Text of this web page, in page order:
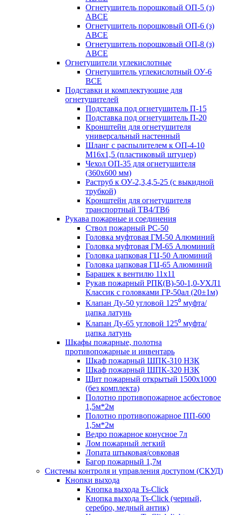
Огнетушитель порошковый ОП-5 (з)
АВСЕ
Огнетушитель порошковый ОП-6 (з)
АВСЕ
Огнетушитель порошковый ОП-8 (з)
АВСЕ
Огнетушители углекислотные
Огнетушитель углекислотный ОУ-6
ВСЕ
Подставки и комплектующие для
огнетушителей
Подставка под огнетушитель П-15
Подставка под огнетушитель П-20
Кронштейн для огнетушителя
универсальный настенный
Шланг с распылителем к ОП-4-10
М16х1,5 (пластиковый штуцер)
Чехол ОП-35 для огнетушителя
(360х600 мм)
Раструб к ОУ-2,3,4,5-25 (с выкидной
трубкой)
Кронштейн для огнетушителя
транспортный ТВ4/ТВ6
Рукава пожарные и соединения
Ствол пожарный РС-50
Головка муфтовая ГМ-50 Алюминий
Головка муфтовая ГМ-65 Алюминий
Головка цапковая ГЦ-50 Алюминий
Головка цапковая ГЦ-65 Алюминий
Барашек к вентилю 11х11
Рукав пожарный РПК(В)-50-1,0-УХЛ1
Классик с головками ГР-50ал (20±1м)
Клапан Ду-50 угловой 125⁰ муфта/
цапка латунь
Клапан Ду-65 угловой 125⁰ муфта/
цапка латунь
Шкафы пожарные, полотна
противопожарные и инвентарь
Шкаф пожарный ШПК-310 НЗК
Шкаф пожарный ШПК-320 НЗК
Щит пожарный открытый 1500х1000
(без комплекта)
Полотно противопожарное асбестовое
1,5м*2м
Полотно противопожарное ПП-600
1,5м*2м
Ведро пожарное конусное 7л
Лом пожарный легкий
Лопата штыковая/совковая
Багор пожарный 1,7м
Системы контроля и управления доступом (СКУД)
Кнопки выхода
Кнопка выхода Ts-Click
Кнопка выхода Ts-Click (черный,
серебро, медный антик)